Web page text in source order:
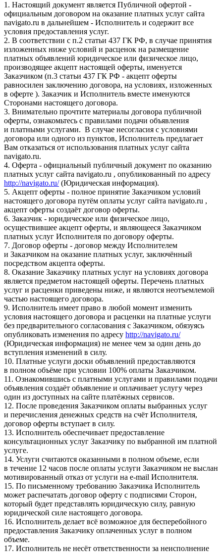
1. Настоящий документ является Публичной офертой -
официальным договором на оказание платных услуг сайта
navigato.ru в дальнейшем - Исполнитель и содержит все
условия предоставления услуг.
2. В соответствии с п.2 статьи 437 ГК РФ, в случае принятия
изложенных ниже условий и расценок на размещение
платных объявлений юридическое или физическое лицо,
производящее акцепт настоящей оферты, именуется
Заказчиком (п.3 статьи 437 ГК РФ - акцепт оферты
равносилен заключению договора, на условиях, изложенных
в оферте ). Заказчик и Исполнитель вместе именуются
Сторонами настоящего договора.
3. Внимательно прочтите материалы договора публичной
оферты, ознакомьтесь с правилами подачи объявления
и платными услугами. В случае несогласия с условиями
договора или одного из пунктов, Исполнитель предлагает
Вам отказаться от использования платных услуг сайта
navigato.ru.
4. Оферта - официальный публичный документ по оказанию
платных услуг сайта navigato.ru , опубликованный по адресу
http://navigato.ru/(Юридическая информация).
5. Акцепт оферты - полное принятие Заказчиком условий
настоящего договора путём оплаты услуг сайта navigato.ru ,
акцепт оферты создаёт договор оферты.
6. Заказчик - юридическое или физическое лицо,
осуществившее акцепт оферты, и являющееся Заказчиком
платных услуг Исполнителя по договору оферты.
7. Договор оферты - договор между Исполнителем
и Заказчиком на оказание платных услуг, заключённый
посредством акцепта оферты.
8. Оказание Заказчику платных услуг на условиях договора
является предметом настоящей оферты. Перечень платных
услуг и расценки приведены ниже, и являются неотъемлемой
частью настоящего договора.
9. Исполнитель имеет право в любой момент изменить
условия настоящего договора и расценки на платные услуги
без предварительного согласования с Заказчиком, обязуясь
опубликовать изменения по адресу http://navigato.ru/
(Юридическая информация) не менее чем за один день до
вступления изменений в силу.
10. Платные услуги доски объявлений предоставляются
в полном объёме при условии 100% оплаты Заказчиком.
11. Ознакомившись с платными услугами и правилами подачи
объявления создаёт объявление и оплачивает услугу через
один из доступных на сайте платёжных сервисов.
12. После проведения Заказчиком оплаты выбранных услуг
и перечисления денежных средств на счёт Исполнителя,
договор оферты вступает в силу.
13. Исполнитель обеспечивает предоставление
консультационных услуг Заказчику по выбранной им платной
услуге.
14. Услуги считаются оказанными в полном объеме, если
в течение 12 часов после оплаты услуги Заказчиком не выслан
мотивированный отказ от услуги на e-mail Исполнителя.
15. По письменному требованию Заказчика Исполнитель
может распечатать договор оферту с подписями Сторон,
который будет представлять юридическую силу, равную
юридической силе настоящего договора.
16. Исполнитель делает всё возможное для бесперебойного
предоставления Заказчику оплаченных услуг в полном
объеме.
17. Исполнитель не несёт ответственности за неисполнение